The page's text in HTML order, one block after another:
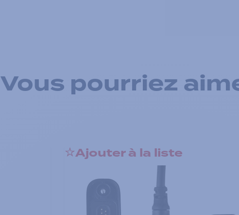
Vous pourriez
Ajouter à la liste